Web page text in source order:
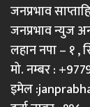
जनप्रभाव
जनप्रभाव न्युज
लहान नपा – १ ,
मो. नम्बर :
इमेल :